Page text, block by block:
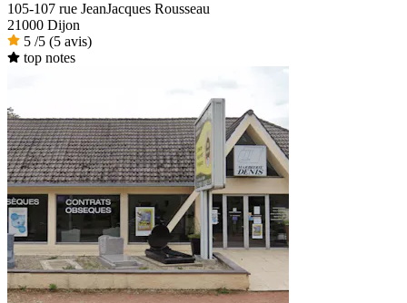
105-107 rue JeanJacques Rousseau
21000 Dijon
5 /5 (5 avis)
top notes